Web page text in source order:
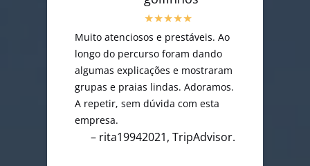
Muito atenciosos e prestáveis. Ao
longo do percurso foram dando
algumas explicações e mostraram
grupas e praias lindas. Adoramos.
A repetir, sem dúvida com esta
empresa.
– rita19942021, TripAdvisor.